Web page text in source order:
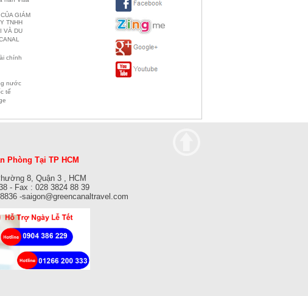
GIÁM
TNHH
VÀ DU
chính
nước
tế
Phòng Tại TP HCM
8, Quận 3 , HCM
- Fax : 028 3824 88 39
-saigon@greencanaltravel.com